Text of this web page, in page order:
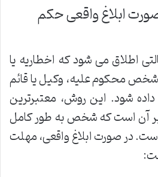
ابلاغ واقعی حکم
اطلاق می شود که اخطاریه یا
شخص محکوم علیه، وکیل یا قائم
شود. این روش، معتبرترین
آن است که شخص به طور کامل
در صورت ابلاغ واقعی، مهلت